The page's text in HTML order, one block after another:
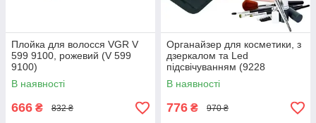
Плойка для волосся VGR V
599 9100, рожевий (V 599
9100)
В наявності
666 ₴ 832 ₴
Органайзер для косметики, з
дзеркалом та Led
підсвічуванням (9228
ORGANAIZER CY 091)
В наявності
776 ₴ 970 ₴